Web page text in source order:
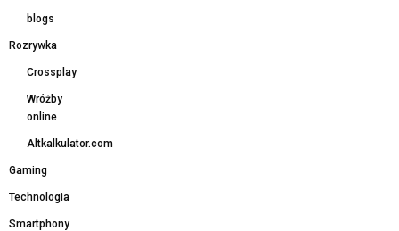
blogs
Rozrywka
Crossplay
Wróżby
online
Altkalkulator.com
Gaming
Technologia
Smartphony